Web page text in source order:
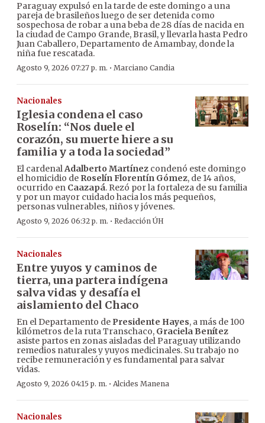
Paraguay expulsó en la tarde de este domingo a una
pareja de brasileños luego de ser detenida como
sospechosa de robar a una beba de 28 días de nacida en
la ciudad de Campo Grande, Brasil, y llevarla hasta Pedro
Juan Caballero, Departamento de Amambay, donde la
niña fue rescatada.
Agosto 9, 2026 07:27 p. m. · Marciano Candia
Nacionales
Iglesia condena el caso
Roselín: “Nos duele el
corazón, su muerte hiere a su
familia y a toda la sociedad”
El cardenalAdalberto Martínez condenó este domingo
el homicidio de Roselín Florentín Gómez, de 14 años,
ocurrido en Caazapá. Rezó por la fortaleza de su familia
y por un mayor cuidado hacia los más pequeños,
personas vulnerables, niños y jóvenes.
Agosto 9, 2026 06:32 p. m. · Redacción ÚH
Nacionales
Entre yuyos y caminos de
tierra, una partera indígena
salva vidas y desafía el
aislamiento del Chaco
En el Departamento de Presidente Hayes, a más de 100
kilómetros de la ruta Transchaco, Graciela Benítez
asiste partos en zonas aisladas del Paraguay utilizando
remedios naturales y yuyos medicinales. Su trabajo no
recibe remuneración y es fundamental para salvar
vidas.
Agosto 9, 2026 04:15 p. m. · Alcides Manena
Nacionales